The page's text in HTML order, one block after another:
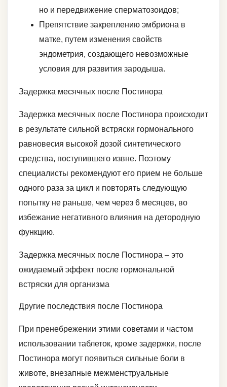
но и передвижение сперматозоидов;
Препятствие закреплению эмбриона в
матке, путем изменения свойств
эндометрия, создающего невозможные
условия для развития зародыша.
Задержка месячных после Постинора
Задержка месячных после Постинора происходит
в результате сильной встряски гормонального
равновесия высокой дозой синтетического
средства, поступившего извне. Поэтому
специалисты рекомендуют его прием не больше
одного раза за цикл и повторять следующую
попытку не раньше, чем через 6 месяцев, во
избежание негативного влияния на детородную
функцию.
Задержка месячных после Постинора – это
ожидаемый эффект после гормональной
встряски для организма
Другие последствия после Постинора
При пренебрежении этими советами и частом
использовании таблеток, кроме задержки, после
Постинора могут появиться сильные боли в
животе, внезапные межменструальные